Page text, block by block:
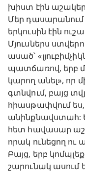
խիստ էին
Մեր դասարանում
երկուսին էին
Մյուսներս
ասած՝
պատճառով, երբ
կարող անել», որ
գտնվում, բայց
հիասթափվում
անինքնավստահ:
հետ հավասար
որակ ունեցող ու
Բայց, երբ
շարունակ ասում